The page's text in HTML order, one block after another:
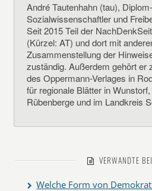
André Tautenhahn (tau), Diplom-
Sozialwissenschaftler und
Seit 2015 Teil der
(Kürzel: AT) und dort mit
Zusammenstellung der
zuständig. Außerdem gehört er
des Oppermann-Verlages in
für regionale Blätter in
Rübenberge und im Landkreis
VERWANDTE
Welche Form von